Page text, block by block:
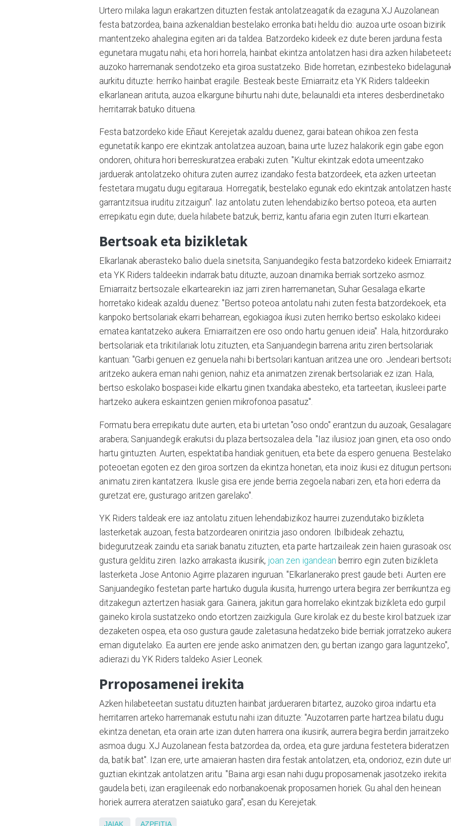
Urtero milaka lagun erakartzen dituzten festak antolatzeagatik da ezaguna XJ Auzolanean
festa batzordea, baina azkenaldian bestelako erronka bati heldu dio: auzoa urte osoan bizirik
mantentzeko ahalegina egiten ari da taldea. Batzordeko kideek ez dute beren jarduna festa
egunetara mugatu nahi, eta hori horrela, hainbat ekintza antolatzen hasi dira azken
auzoko harremanak sendotzeko eta giroa sustatzeko. Bide horretan, ezinbesteko
aurkitu dituzte: herriko hainbat eragile. Besteak beste Erniarraitz eta YK Riders taldeekin
elkarlanean arituta, auzoa elkargune bihurtu nahi dute, belaunaldi eta interes desberdinetako
herritarrak batuko dituena.
Festa batzordeko kide Eñaut Kerejetak azaldu duenez, garai batean ohikoa zen festa
egunetatik kanpo ere ekintzak antolatzea auzoan, baina urte luzez halakorik egin gabe egon
ondoren, ohitura hori berreskuratzea erabaki zuten. "Kultur ekintzak edota umeentzako
jarduerak antolatzeko ohitura zuten aurrez izandako festa batzordeek, eta azken urteetan
festetara mugatu dugu egitaraua. Horregatik, bestelako egunak edo ekintzak antolatzen
garrantzitsua iruditu zitzaigun". Iaz antolatu zuten lehendabiziko bertso poteoa, eta aurten
errepikatu egin dute; duela hilabete batzuk, berriz, kantu afaria egin zuten Iturri elkartean.
Bertsoak eta bizikletak
Elkarlanak aberasteko balio duela sinetsita, Sanjuandegiko festa batzordeko kideek Erniarraitz
eta YK Riders taldeekin indarrak batu dituzte, auzoan dinamika berriak sortzeko asmoz.
Erniarraitz bertsozale elkartearekin iaz jarri ziren harremanetan, Suhar Gesalaga elkarte
horretako kideak azaldu duenez: "Bertso poteoa antolatu nahi zuten festa batzordekoek, eta
kanpoko bertsolariak ekarri beharrean, egokiagoa ikusi zuten herriko bertso eskolako kideei
ematea kantatzeko aukera. Erniarraitzen ere oso ondo hartu genuen ideia". Hala, hitzordurako
bertsolariak eta trikitilariak lotu zituzten, eta Sanjuandegin barrena aritu ziren bertsolariak
kantuan: "Garbi genuen ez genuela nahi bi bertsolari kantuan aritzea une oro. Jendeari
aritzeko aukera eman nahi genion, nahiz eta animatzen zirenak bertsolariak ez izan. Hala,
bertso eskolako bospasei kide elkartu ginen txandaka abesteko, eta tarteetan, ikusleei parte
hartzeko aukera eskaintzen genien mikrofonoa pasatuz".
Formatu bera errepikatu dute aurten, eta bi urtetan "oso ondo" erantzun du auzoak,
arabera; Sanjuandegik erakutsi du plaza bertsozalea dela. "Iaz ilusioz joan ginen, eta oso ondo
hartu gintuzten. Aurten, espektatiba handiak genituen, eta bete da espero genuena. Bestelako
poteoetan egoten ez den giroa sortzen da ekintza honetan, eta inoiz ikusi ez ditugun
animatu ziren kantatzera. Ikusle gisa ere jende berria zegoela nabari zen, eta hori ederra da
guretzat ere, gusturago aritzen garelako".
YK Riders taldeak ere iaz antolatu zituen lehendabizikoz haurrei zuzendutako bizikleta
lasterketak auzoan, festa batzordearen oniritzia jaso ondoren. Ibilbideak zehaztu,
bidegurutzeak zaindu eta sariak banatu zituzten, eta parte hartzaileak zein haien gurasoak
gustura gelditu ziren. Iazko arrakasta ikusirik, joan zen igandean berriro egin zuten bizikleta
lasterketa Jose Antonio Agirre plazaren inguruan. "Elkarlanerako prest gaude beti. Aurten ere
Sanjuandegiko festetan parte hartuko dugula ikusita, hurrengo urtera begira zer berrikuntza
ditzakegun aztertzen hasiak gara. Gainera, jakitun gara horrelako ekintzak bizikleta edo gurpil
gaineko kirola sustatzeko ondo etortzen zaizkigula. Gure kirolak ez du beste kirol batzuek
dezaketen ospea, eta oso gustura gaude zaletasuna hedatzeko bide berriak jorratzeko aukera
eman digutelako. Ea aurten ere jende asko animatzen den; gu bertan izango gara laguntzeko",
adierazi du YK Riders taldeko Asier Leonek.
Prroposamenei irekita
Azken hilabeteetan sustatu dituzten hainbat jardueraren bitartez, auzoko giroa indartu eta
herritarren arteko harremanak estutu nahi izan dituzte: "Auzotarren parte hartzea bilatu dugu
ekintza denetan, eta orain arte izan duten harrera ona ikusirik, aurrera begira berdin jarraitzeko
asmoa dugu. XJ Auzolanean festa batzordea da, ordea, eta gure jarduna festetera bideratzen
da, batik bat". Izan ere, urte amaieran hasten dira festak antolatzen, eta, ondorioz, ezin dute
guztian ekintzak antolatzen aritu. "Baina argi esan nahi dugu proposamenak jasotzeko irekita
gaudela beti, izan eragileenak edo norbanakoenak proposamen horiek. Gu ahal den heinean
horiek aurrera ateratzen saiatuko gara", esan du Kerejetak.
JAIAK AZPEITIA